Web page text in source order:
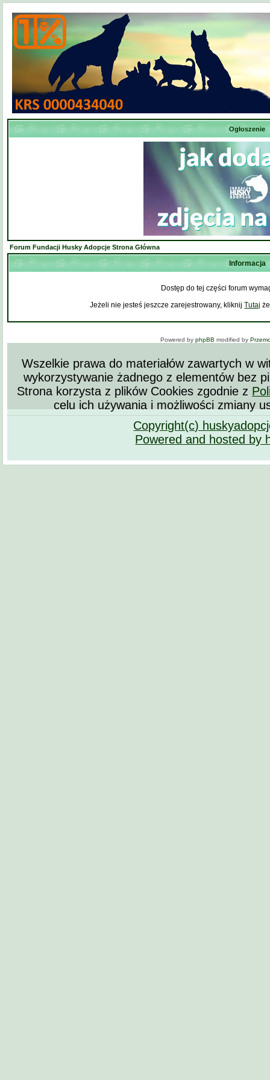
Ogłoszenie
Forum Fundacji Husky Adopcje Strona Główna
Informacja
Dostęp do tej części forum
Jeżeli nie jesteś jeszcze zarejestrowany, kliknijTutaj
Powered byphpBB modified by
Wszelkie prawa do materiałów zawartych w
wykorzystywanie żadnego z elementów bez
Strona korzysta z plików Cookies zgodnie z
celu ich używania i możliwości zmiany
Copyright(c)
Powered and hosted by